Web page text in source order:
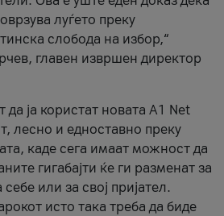
луѓето преку
слобода на избор,“
главен извршен директор
ја користат новата А1 Net
лесно и едноставно преку
каде сега имаат можност да
гигабајти ќе ги разменат за
или за свој пријател.
исто така треба да биде